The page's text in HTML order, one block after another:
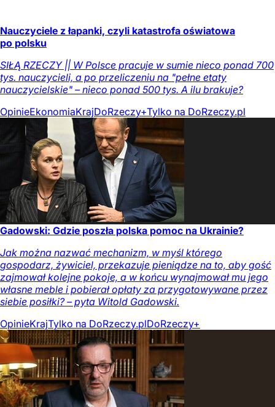
Nauczyciele z łapanki, czyli katastrofa oświatowa
po polsku
SIŁĄ RZECZY || W Polsce pracuje w sumie nieco ponad 700
tys. nauczycieli, a po przeliczeniu na "pełne etaty
nauczycielskie" – nieco ponad 500 tys. A ilu brakuje?
OpinieEkonomiaKrajDoRzeczy+Tylko na DoRzeczy.pl
Gadowski: Gdzie poszła polska pomoc na Ukrainie?
Jak można nazwać mechanizm, w myśl którego
gospodarz, żywiciel, przekazuje pieniądze na to, aby gość
zajmował kolejne pokoje, a w końcu wynajmował mu jego
własne meble i pobierał opłaty za przygotowywane przez
siebie posiłki? – pyta Witold Gadowski.
OpinieKrajTylko na DoRzeczy.plDoRzeczy+